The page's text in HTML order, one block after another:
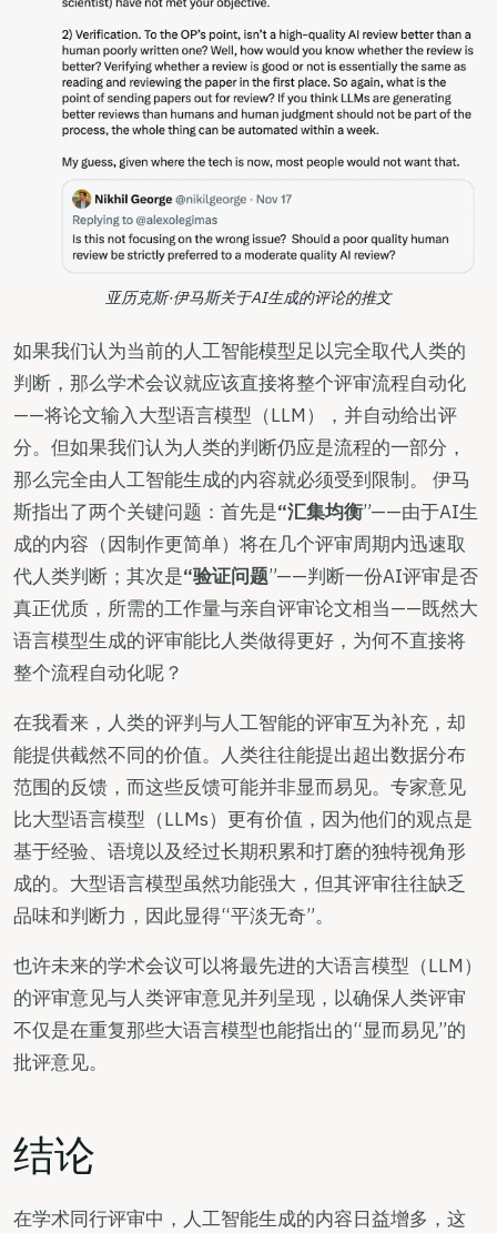
亚历克斯·伊马斯关于AI生成的评论的推文
如果我们认为当前的人工智能模型足以完全取代人类的
判断，那么学术会议就应该直接将整个评审流程自动化
——将论文输入大型语言模型（LLM），并自动给出评
分。但如果我们认为人类的判断仍应是流程的一部分，
那么完全由人工智能生成的内容就必须受到限制。 伊马
斯指出了两个关键问题：首先是“汇集均衡”——由于AI生
成的内容（因制作更简单）将在几个评审周期内迅速取
代人类判断；其次是“验证问题”——判断一份AI评审是否
真正优质，所需的工作量与亲自评审论文相当——既然大
语言模型生成的评审能比人类做得更好，为何不直接将
整个流程自动化呢？
在我看来，人类的评判与人工智能的评审互为补充，却
能提供截然不同的价值。人类往往能提出超出数据分布
范围的反馈，而这些反馈可能并非显而易见。专家意见
比大型语言模型（LLMs）更有价值，因为他们的观点是
基于经验、语境以及经过长期积累和打磨的独特视角形
成的。大型语言模型虽然功能强大，但其评审往往缺乏
品味和判断力，因此显得“平淡无奇”。
也许未来的学术会议可以将最先进的大语言模型（LLM）
的评审意见与人类评审意见并列呈现，以确保人类评审
不仅是在重复那些大语言模型也能指出的“显而易见”的
批评意见。
结论
在学术同行评审中，人工智能生成的内容日益增多，这